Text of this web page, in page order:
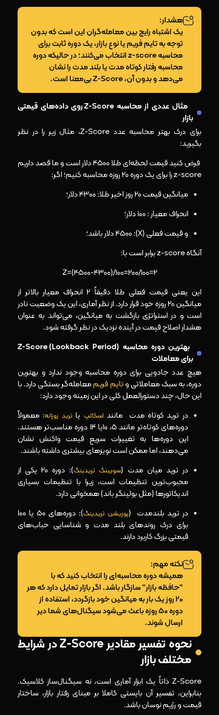
هشدار:
یک اشتباه رایج بین معامله‌گران این است که بدون
توجه به تایم‌ فریم یا نوع بازار، یک دوره ثابت برای
محاسبه z-score انتخاب می‌کنند؛ در حالیکه دوره
محاسبه رفتار کوتاه‌ مدت یا بلند مدت را نشان
می‌دهد و بدون آن، Z-Score بی‌معنا است.
مثال عددی از محاسبه Z-Score روی داده‌های قیمتی
بازار
برای درک بهتر محاسبه عدد Z-Score، مثال زیر را در نظر
بگیرید:
فرض کنید قیمت لحظه‌ای طلا 4500 دلار است و ما قصد داریم
z-score را برای یک دوره 20 روزه محاسبه کنیم؛ اگر:
میانگین قیمت 20 روز اخیر طلا: 4300 دلار؛
انحراف معیار : 100 دلار؛
و قیمت فعلی (X): 4500 دلار باشد؛
آنگاه z-score برابر است با:
Z=(4500-4300)/100=200/100=2
این یعنی قیمت فعلی طلا دقیقاً 2 انحراف معیار بالاتر از
میانگین 20 روزه خود قرار دارد. از نظر آماری، این یک وضعیت نادر
است و در استراتژی بازگشت به میانگین، می‌تواند به عنوان
هشدار اصلاح قیمت در آینده نزدیک در نظر گرفته شود.
بهترین دوره محاسبه (Lookback Period) Z-Score
برای معاملات
هیچ عدد جادویی برای دوره محاسبه وجود ندارد و بهترین
دوره، به سبک معاملاتی و تایم‌ فریممعامله‌گر بستگی دارد. با
این حال، چند دستورالعمل کلی در این زمینه وجود دارد:
در ترید کوتاه‌ مدت ماننداسکالپ یاترید روزانه: معمولاً
دوره‌های کوتاه‌تر مانند 5، 10یا 14 دوره مناسب‌تر هستند.
این دوره‌ها به تغییرات سریع قیمت واکنش نشان
می‌دهند، اما ممکن است نویزهای بیشتری داشته باشند.
در ترید میان‌ مدت (سویینگ تریدینگ
): دوره 20 یکی از
محبوب‌ترین تنظیمات است، زیرا با تنظیمات بسیاری
اندیکاتورها (مثل بولینگر باند) همخوانی دارد.
در ترید بلندمدت (پوزیشن تریدینگ
): دوره‌های 50 یا 100
برای درک روندهای بلند مدت و شناسایی حباب‌های
قیمتی بزرگ کاربرد دارند.
نکته مهم:
همیشه دوره‌ محاسبه‌ای را انتخاب کنید که با
"حافظه بازار" سازگار باشد. اگر بازار تمایل دارد که هر
20 روز یک بار به میانگین خود بازگردد، استفاده از
دوره 50 روزه باعث می‌شود سیگنال‌های شما دیر
ارسال شوند.
نحوه تفسیر مقادیر Z-Score در شرایط
مختلف بازار
Z-Score ذاتاً یک ابزار آماری است، نه سیگنال‌ساز کلاسیک.
بنابراین، تفسیر آن بایستی کاملا بر مبنای رفتار بازار، ساختار
قیمت و رژیم نوسان باشد.